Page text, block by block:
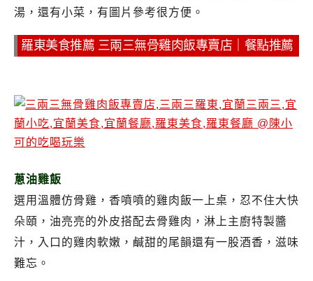
湯，還有小菜，有圖片參考很方便。
羅東美食推薦 三兩三無骨雞肉飯專賣店｜餐點推薦
蔥油雞飯
選用溫體仿骨雞，香噴噴的雞肉飯一上桌，忍不住大快
朵頤，油亮亮的外皮搭配去骨雞肉，淋上主廚特製醬
汁，入口的雞肉軟嫩，鹹甜的尾韻還有一股酒香，滋味
難忘。